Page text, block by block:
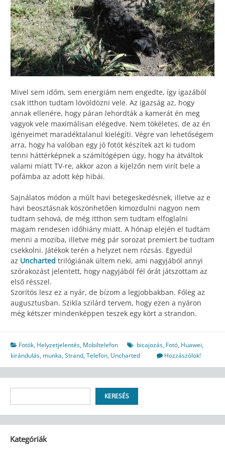
Mivel sem időm, sem energiám nem engedte, így igazából
csak itthon tudtam lövöldözni vele. Az igazság az, hogy
annak ellenére, hogy páran lehordták a kamerát én meg
vagyok vele maximálisan elégedve. Nem tökéletes, de az én
igényeimet maradéktalanul kielégíti. Végre van lehetőségem
arra, hogy ha valóban egy jó fotót készítek azt ki tudom
tenni háttérképnek a számítógépen úgy, hogy ha átváltok
valami miatt TV-re, akkor azon a kijelzőn nem virít bele a
pofámba az adott kép hibái.
Sajnálatos módon a múlt havi betegeskedésnek, illetve az e
havi beosztásnak köszönhetően kimozdulni nagyon nem
tudtam sehová, de még itthon sem tudtam elfoglalni
magam rendesen időhiány miatt. A hónap elején el tudtam
menni a moziba, illetve még pár sorozat premiert be tudtam
csekkolni. Játékok terén a helyzet nem rózsás. Egyedül
az Uncharted trilógiának ültem neki, ami nagyjából annyi
szórakozást jelentett, hogy nagyjából fél órát játszottam az
első résszel.
Szorítós lesz ez a nyár, de bízom a legjobbakban. Főleg az
augusztusban. Szikla szilárd tervem, hogy ezen a nyáron
még kétszer mindenképpen teszek egy kört a strandon.
Fotók, Helyzetjelentés, Mobiltelefon bicajozás, Fotó, Huawei,
kirándulás, munka,Strand,Telefon, Uncharted Hozzászólok!
KERESÉS
Kategóriák